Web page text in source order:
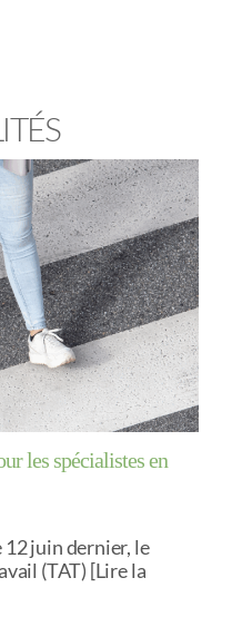
les spécialistes en
12 juin dernier, le
(TAT) [Lire la